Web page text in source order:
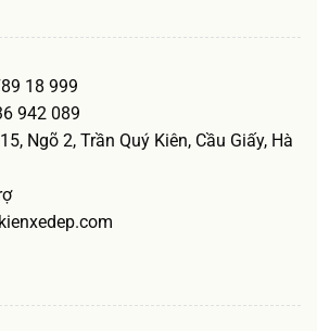
18 999
942 089
Ngõ 2, Trần Quý Kiên, Cầu Giấy, Hà